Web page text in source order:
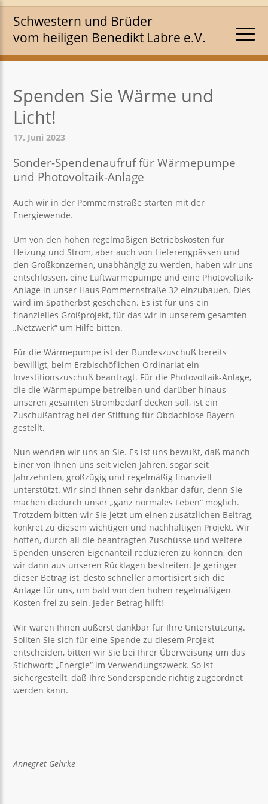
Schwestern und Brüder
vom heiligen Benedikt Labre e.V.
Spenden Sie Wärme und
Licht!
17. Juni 2023
Sonder-Spendenaufruf für Wärmepumpe
und Photovoltaik-Anlage
Auch wir in der Pommernstraße starten mit der
Energiewende.
Um von den hohen regelmäßigen Betriebskosten für
Heizung und Strom, aber auch von Lieferengpässen und
den Großkonzernen, unabhängig zu werden, haben wir uns
entschlossen, eine Luftwärmepumpe und eine Photovoltaik-
Anlage in unser Haus Pommernstraße 32 einzubauen. Dies
wird im Spätherbst geschehen. Es ist für uns ein
finanzielles Großprojekt, für das wir in unserem gesamten
„Netzwerk“ um Hilfe bitten.
Für die Wärmepumpe ist der Bundeszuschuß bereits
bewilligt, beim Erzbischöflichen Ordinariat ein
Investitionszuschuß beantragt. Für die Photovoltaik-Anlage,
die die Wärmepumpe betreiben und darüber hinaus
unseren gesamten Strombedarf decken soll, ist ein
Zuschußantrag bei der Stiftung für Obdachlose Bayern
gestellt.
Nun wenden wir uns an Sie. Es ist uns bewußt, daß manch
Einer von Ihnen uns seit vielen Jahren, sogar seit
Jahrzehnten, großzügig und regelmäßig finanziell
unterstützt. Wir sind Ihnen sehr dankbar dafür, denn Sie
machen dadurch unser „ganz normales Leben“ möglich.
Trotzdem bitten wir Sie jetzt um einen zusätzlichen Beitrag,
konkret zu diesem wichtigen und nachhaltigen Projekt. Wir
hoffen, durch all die beantragten Zuschüsse und weitere
Spenden unseren Eigenanteil reduzieren zu können, den
wir dann aus unseren Rücklagen bestreiten. Je geringer
dieser Betrag ist, desto schneller amortisiert sich die
Anlage für uns, um bald von den hohen regelmäßigen
Kosten frei zu sein. Jeder Betrag hilft!
Wir wären Ihnen äußerst dankbar für Ihre Unterstützung.
Sollten Sie sich für eine Spende zu diesem Projekt
entscheiden, bitten wir Sie bei Ihrer Überweisung um das
Stichwort: „Energie“ im Verwendungszweck. So ist
sichergestellt, daß Ihre Sonderspende richtig zugeordnet
werden kann.
Annegret Gehrke